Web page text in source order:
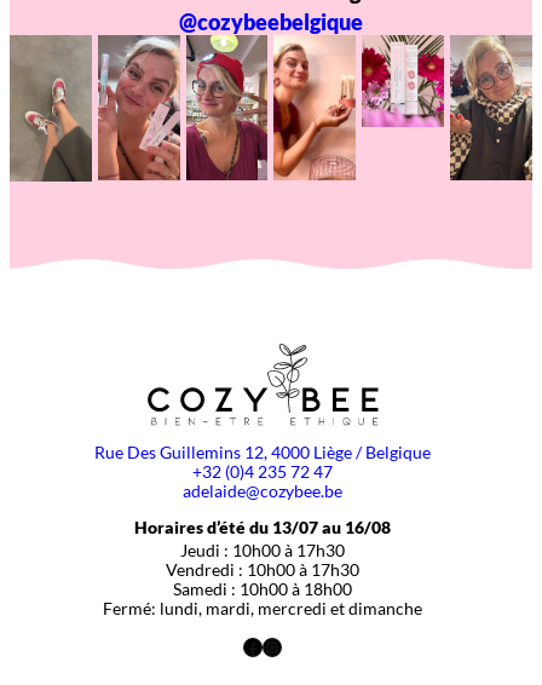
@cozybeebelgique
Rue Des Guillemins 12, 4000 Liège / Belgique
+32 (0)4 235 72 47
adelaide@cozybee.be
Horaires d’été du 13/07 au 16/08
Jeudi : 10h00 à 17h30
Vendredi : 10h00 à 17h30
Samedi : 10h00 à 18h00
Fermé: lundi, mardi, mercredi et dimanche
Facebook
Instagram